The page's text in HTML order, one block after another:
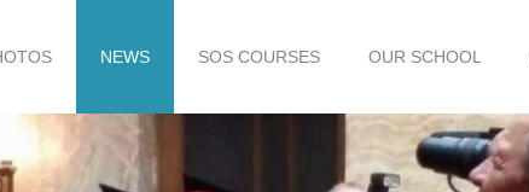
NEWS SOS COURSES OUR SCHOOL